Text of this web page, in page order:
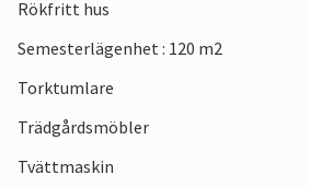
Rökfritt hus
Semesterlägenhet : 120 m2
Torktumlare
Trädgårdsmöbler
Tvättmaskin